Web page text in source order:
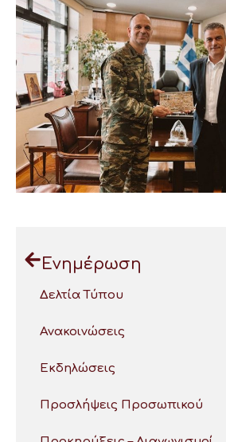
Ενημέρωση
Δελτία Τύπου
Ανακοινώσεις
Εκδηλώσεις
Προσλήψεις Προσωπικού